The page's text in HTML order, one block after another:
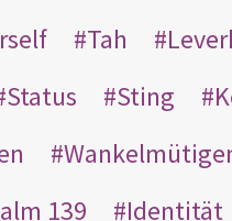
Tah
Status Sting
139
Identität